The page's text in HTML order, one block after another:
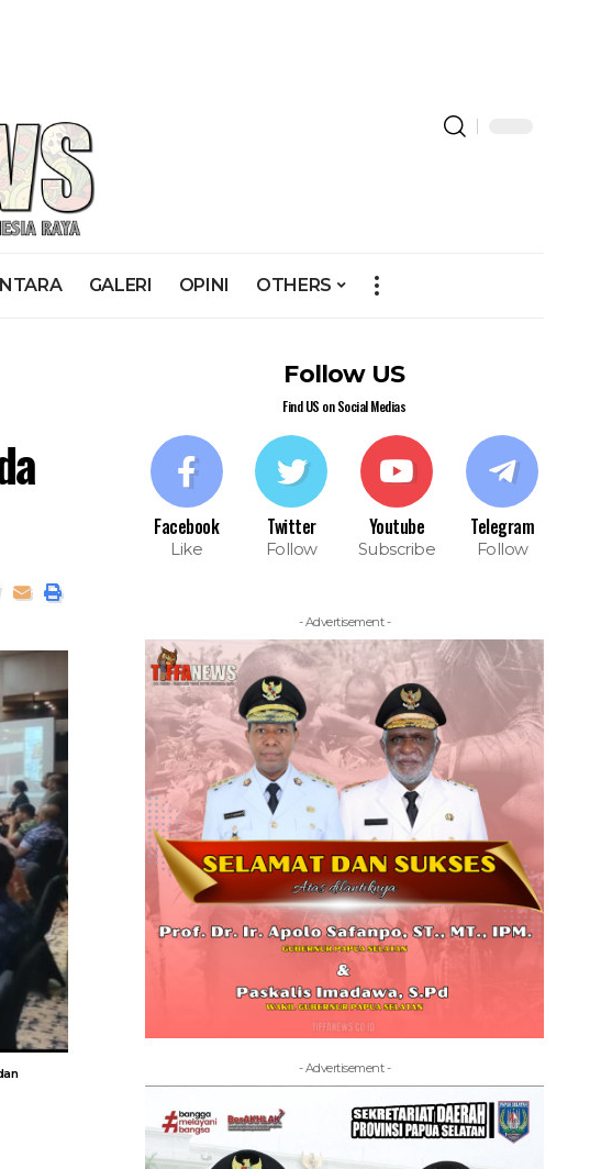
GALERI OPINI OTHERS
Follow US
Find US on Social Medias
Facebook
Like
Twitter
Follow
Youtube
Subscribe
Telegram
Follow
- Advertisement -
- Advertisement -